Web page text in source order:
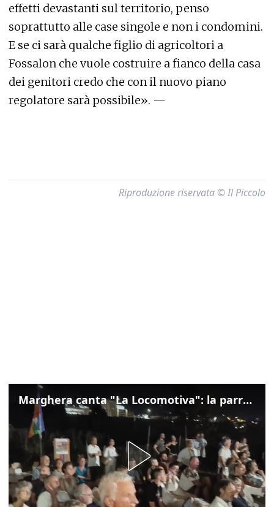
effetti devastanti sul territorio, penso
soprattutto alle case singole e non i condomini.
E se ci sarà qualche figlio di agricoltori a
Fossalon che vuole costruire a fianco della casa
dei genitori credo che con il nuovo piano
regolatore sarà possibile». —
Riproduzione riservata © Il Piccolo
Marghera canta "La Locomotiva": la parrocchia della Cita ricorda Guccini